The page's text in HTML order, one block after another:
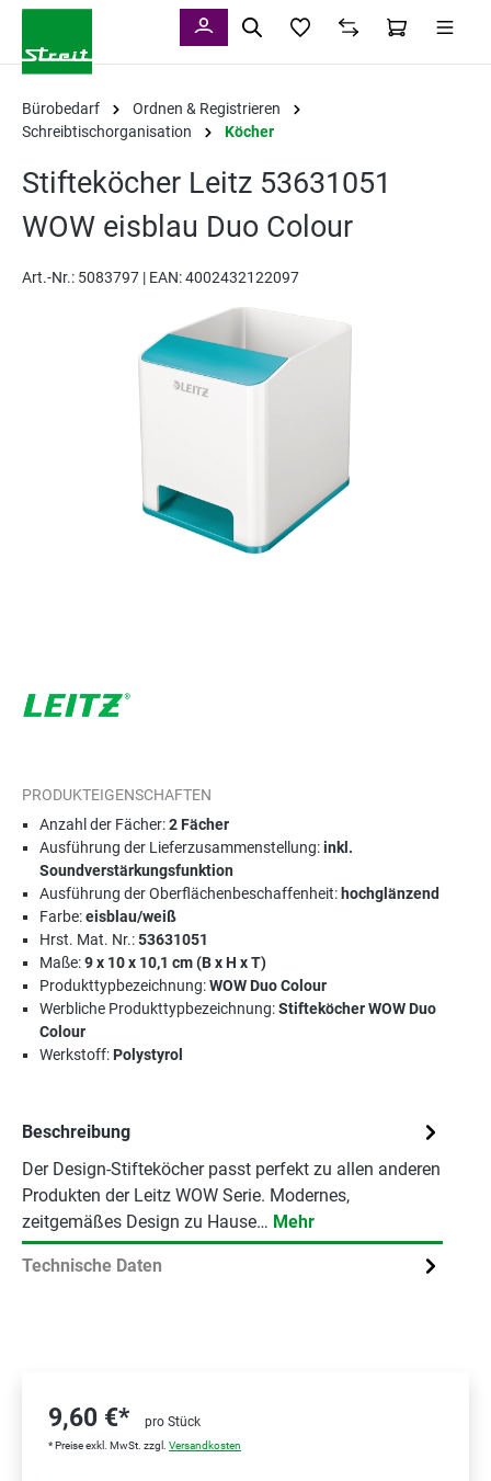
Bürobedarf
Ordnen & Registrieren
Schreibtischorganisation
Köcher
Stifteköcher Leitz 53631051
WOW eisblau Duo Colour
Art.-Nr.: 5083797 | EAN: 4002432122097
PRODUKTEIGENSCHAFTEN
Anzahl der Fächer:2 Fächer
Ausführung der Lieferzusammenstellung:inkl.
Soundverstärkungsfunktion
Ausführung der Oberflächenbeschaffenheit: hochglänzend
Farbe:eisblau/weiß
Hrst. Mat. Nr.:53631051
Maße:9 x 10 x 10,1 cm (B x H x T)
Produkttypbezeichnung:WOW Duo Colour
Werbliche Produkttypbezeichnung:Stifteköcher WOW Duo
Colour
Werkstoff:Polystyrol
Beschreibung
Der Design-Stifteköcher passt perfekt zu allen anderen
Produkten der Leitz WOW Serie. Modernes,
zeitgemäßes Design zu Hause… Mehr
Technische Daten
9,60 €* pro Stück
* Preise exkl. MwSt. zzgl. Versandkosten